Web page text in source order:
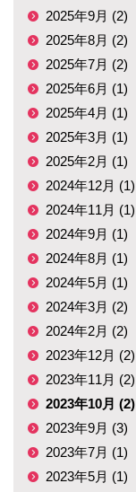
2025年9月 (2)
2025年8月 (2)
2025年7月 (2)
2025年6月 (1)
2025年4月 (1)
2025年3月 (1)
2025年2月 (1)
2024年12月 (1)
2024年11月 (1)
2024年9月 (1)
2024年8月 (1)
2024年5月 (1)
2024年3月 (2)
2024年2月 (2)
2023年12月 (2)
2023年11月 (2)
2023年10月 (2)
2023年9月 (3)
2023年7月 (1)
2023年5月 (1)